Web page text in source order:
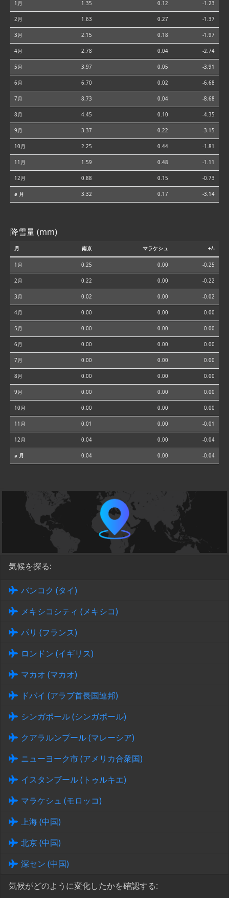
1月 1.35 0.12 -1.23
2月 1.63 0.27 -1.37
3月 2.15 0.18 -1.97
4月 2.78 0.04 -2.74
5月 3.97 0.05 -3.91
6月 6.70 0.02 -6.68
7月 8.73 0.04 -8.68
8月 4.45 0.10 -4.35
9月 3.37 0.22 -3.15
10月 2.25 0.44 -1.81
11月 1.59 0.48 -1.11
12月 0.88 0.15 -0.73
⌀ 月 3.32 0.17 -3.14
降雪量 (mm)
月 南京 マラケシュ +/-
1月 0.25 0.00 -0.25
2月 0.22 0.00 -0.22
3月 0.02 0.00 -0.02
4月 0.00 0.00 0.00
5月 0.00 0.00 0.00
6月 0.00 0.00 0.00
7月 0.00 0.00 0.00
8月 0.00 0.00 0.00
9月 0.00 0.00 0.00
10月 0.00 0.00 0.00
11月 0.01 0.00 -0.01
12月 0.04 0.00 -0.04
⌀ 月 0.04 0.00 -0.04
気候を探る:
バンコク (タイ)
メキシコシティ (メキシコ)
パリ (フランス)
ロンドン (イギリス)
マカオ (マカオ)
ドバイ (アラブ首長国連邦)
シンガポール (シンガポール)
クアラルンプール (マレーシア)
ニューヨーク市 (アメリカ合衆国)
イスタンブール (トゥルキエ)
マラケシュ (モロッコ)
上海 (中国)
北京 (中国)
深セン (中国)
気候がどのように変化したかを確認する: